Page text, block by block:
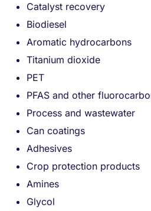
Catalyst recovery
Biodiesel
Aromatic hydrocarbons
Titanium dioxide
PET
PFAS and other
Process and wastewater
Can coatings
Adhesives
Crop protection products
Amines
Glycol